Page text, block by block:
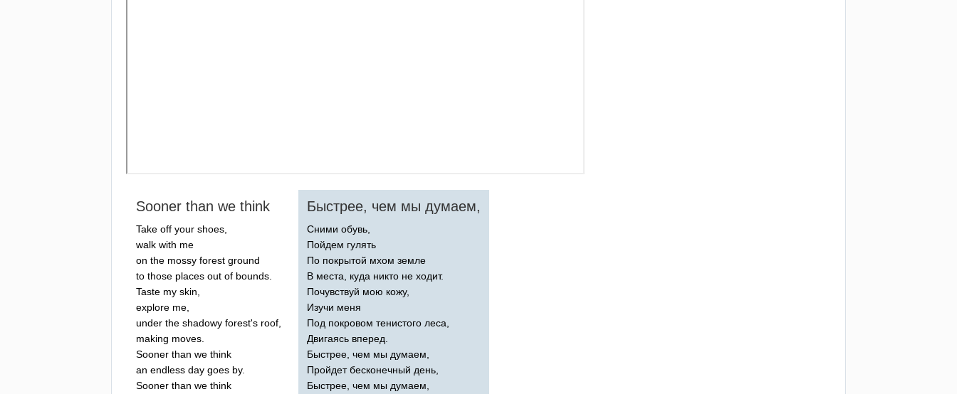
Sooner than we think
Take off your shoes
walk with me
on the mossy forest ground
to those places out of bounds
Taste my skin
explore me
under the shadowy forest's roof
making moves
Sooner than we think
an endless day goes by.
Sooner than we think
Быстрее, чем мы думаем,
Сними обувь,
Пойдем гулять
По покрытой мхом земле
В места, куда никто не ходит.
Почувствуй мою кожу,
Изучи меня
Под покровом тенистого леса,
Двигаясь вперед.
Быстрее, чем мы думаем,
Пройдет бесконечный день,
Быстрее, чем мы думаем,